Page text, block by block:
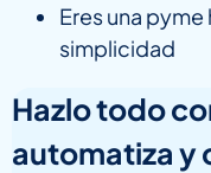
Eres una
simplicidad
Hazlo todo
automatiza y